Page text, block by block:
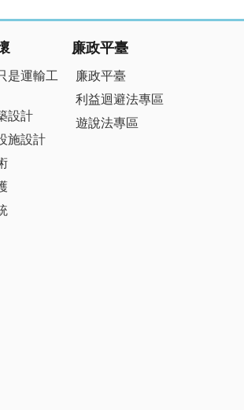
是運輸工
設計
施設計
廉政平臺
廉政平臺
利益迴避法專區
遊說法專區